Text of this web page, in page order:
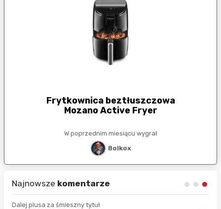
Frytkownica beztłuszczowa
Mozano Active Fryer
W poprzednim miesiącu wygrał
Bolkox
Najnowsze komentarze
Dalej plusa za śmieszny tytuł